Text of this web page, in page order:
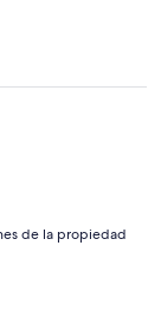
de la propiedad